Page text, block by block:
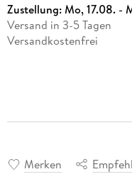
Zustellung:Mo, 17.08. -
Versand in 3-5 Tagen
Versandkostenfrei
Merken